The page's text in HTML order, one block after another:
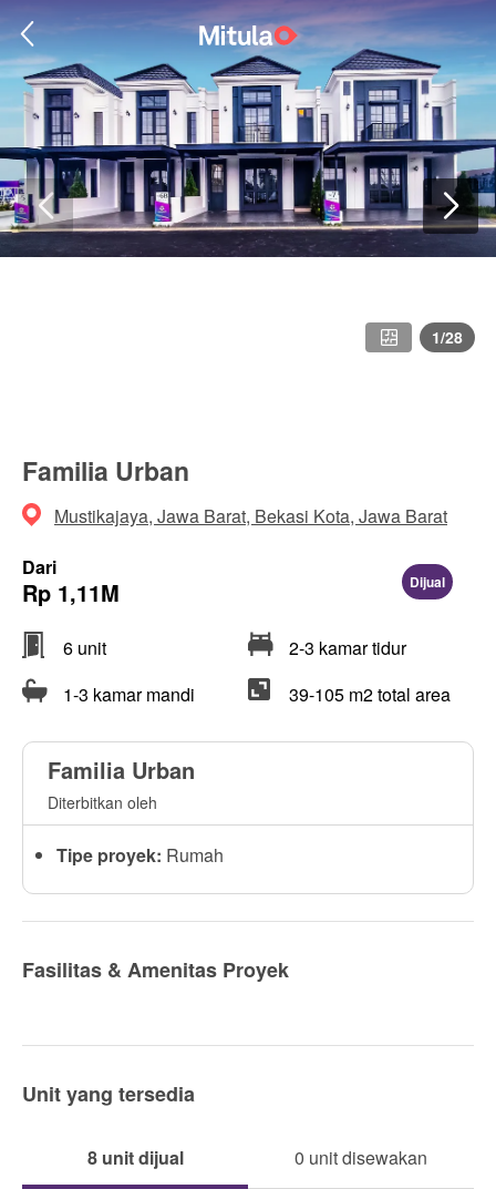
1/28
Familia Urban
Mustikajaya, Jawa Barat, Bekasi Kota, Jawa Barat
Dari
Rp 1,11M Dijual
6 unit
2-3 kamar tidur
1-3 kamar mandi
39-105 m2 total area
Familia Urban
Diterbitkan oleh
Tipe proyek: Rumah
Fasilitas & Amenitas Proyek
Unit yang tersedia
8 unit dijual 0 unit disewakan